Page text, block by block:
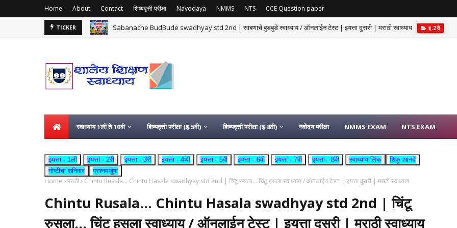
Home About Contact शिष्यवृत्ती परीक्षा Navodaya NMMS NTS CCE Question paper
TICKER Sabanache BudBude swadhyay std 2nd | साबणाचे बुडबुडे स्वाध्याय / ऑनलाईन टेस्ट | इयत्ता दुसरी | मराठी स्वाध्याय इ.2री
स्वाध्याय 1ली ते 10वी शिष्यवृत्ती परीक्षा (इ.5वी) शिष्यवृत्ती परीक्षा (इ.8वी) नवोदय परीक्षा NMMS EXAM NTS EXAM
इयत्ता - 1ली इयत्ता - 2री इयत्ता - 3री इयत्ता - 4थी इयत्ता - 5वी इयत्ता - 6वी इयत्ता - 7वी इयत्ता - 8वी स्वाध्याय लिंक
शिकू आनंदे
गोष्टीचा शनिवार
प्रश्नमंजुषा
Home मराठी Chintu Rusala... Chintu Hasala swadhyay std 2nd | चिंटू रुसला... चिंटू हसला स्वाध्याय / ऑनलाईन टेस्ट | इयत्ता दुसरी | मराठी स्वाध्याय
Chintu Rusala... Chintu Hasala swadhyay std 2nd | चिंटू
रुसला... चिंटू हसला स्वाध्याय / ऑनलाईन टेस्ट | इयत्ता दुसरी | मराठी स्वाध्याय